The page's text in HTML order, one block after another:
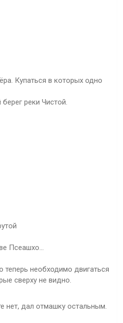
Купаться в которых одно
реки Чистой.
Псеашхо…
необходимо двигаться
сверху не видно.
нет, дал отмашку остальным.